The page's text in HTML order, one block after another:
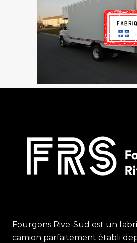
Fourgons Rive-Sud est un
camion parfaitement établi